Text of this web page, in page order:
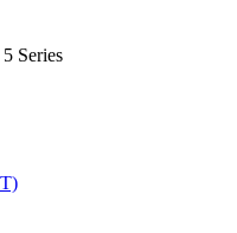
Series